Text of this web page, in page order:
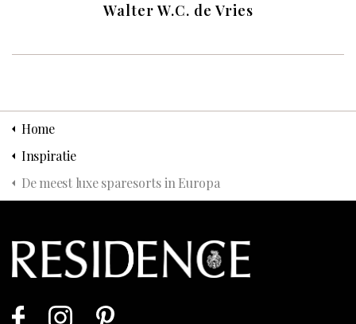
Walter W.C. de Vries
Home
Inspiratie
De meest luxe sparesorts in Europa